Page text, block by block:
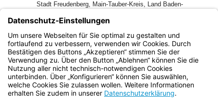
Stadt Freudenberg, Main-Tauber-Kreis, Land Baden-
(2) Die Flußmitte des Mains wird durch die ausgeglichene
Mittellinie zwischen den beiderseitigen Uferlinien bei
hydrostatischem Stauspiegel definiert.
Bayern.de
BayernPortal